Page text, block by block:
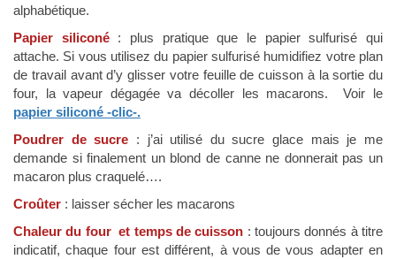
alphabétique.
Papier siliconé : plus pratique que le papier sulfurisé qui
attache. Si vous utilisez du papier sulfurisé humidifiez votre plan
de travail avant d’y glisser votre feuille de cuisson à la sortie du
four, la vapeur dégagée va décoller les macarons. Voir le
papier siliconé -clic-.
Poudrer de sucre : j’ai utilisé du sucre glace mais je me
demande si finalement un blond de canne ne donnerait pas un
macaron plus craquelé….
Croûter : laisser sécher les macarons
Chaleur du four et temps de cuisson : toujours donnés à titre
indicatif, chaque four est différent, à vous de vous adapter en